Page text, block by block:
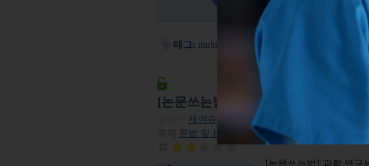
태그: multimedia 논문투고 저널투
[논문쓰는법] 정치적으로 올바른 단어
제야슈리 라자고팔란
문법 및 논문작성법| 조회수 16,233
[논문쓰는법] 과학 연구